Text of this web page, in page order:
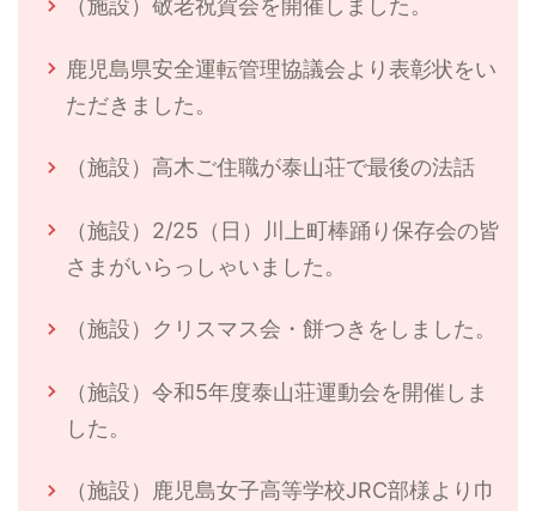
（施設）敬老祝賀会を開催しました。
鹿児島県安全運転管理協議会より表彰状をい
ただきました。
（施設）高木ご住職が泰山荘で最後の法話
（施設）2/25（日）川上町棒踊り保存会の皆
さまがいらっしゃいました。
（施設）クリスマス会・餅つきをしました。
（施設）令和5年度泰山荘運動会を開催しま
した。
（施設）鹿児島女子高等学校JRC部様より巾